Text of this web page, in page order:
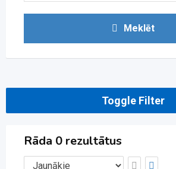
Meklēt
Toggle Filter
Rāda 0 rezultātus